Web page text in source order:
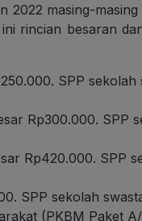
2022 masing-masing
rincian besaran
SPP
Rp300.000. SPP
Rp420.000. SPP
SPP sekolah
(PKBM Paket